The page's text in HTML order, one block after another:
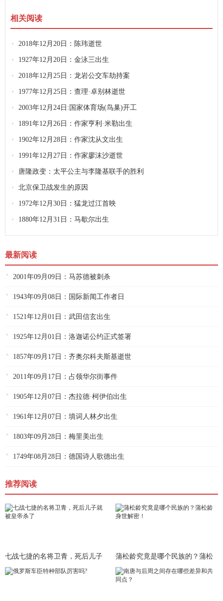
相关阅读
2018年12月20日：陈玮逝世
1927年12月20日：金泳三出生
2018年12月25日：龙岩公交车劫持案
1977年12月25日：查理·卓别林逝世
2003年12月24日:国家体育场(鸟巢)开工
1891年12月26日：作家亨利·米勒出生
1902年12月28日：作家沈从文出生
1991年12月27日：作家廖沫沙逝世
唐隆政变：太平公主与李隆基联手的胜利
北京保卫战发生的原因
1972年12月30日：猛龙过江首映
1880年12月31日：马歇尔出生
最新阅读
2001年09月09日：马苏德被刺杀
1943年09月08日：国际新闻工作者日
1521年12月01日：武田信玄出生
1925年12月01日：洛迦诺公约正式签署
1857年09月17日：齐奥尔科夫斯基逝世
2011年09月17日：占领华尔街事件
1905年12月07日：杰拉德·柯伊伯出生
1961年12月07日：填词人林夕出生
1803年09月28日：梅里美出生
1749年08月28日：德国诗人歌德出生
推荐阅读
七战七捷的名将卫青，死后儿子
就被皇
蒲松龄究竟是哪个民族的？蒲松
龄身世